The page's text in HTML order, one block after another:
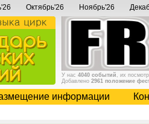
Октябрь'26 Ноябрь'26
У нас 4040 событий , их
Добавлено 2961 положение
информации